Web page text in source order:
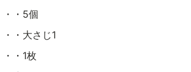
・・5個
・大さじ1
・1枚